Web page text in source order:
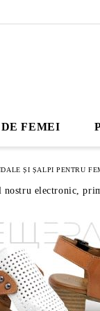
FEMEI
ȘI ȘALPI PENTRU
electronic,